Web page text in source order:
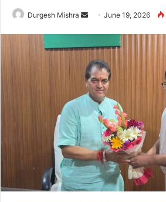
Durgesh Mishra
Send June 19, 2026